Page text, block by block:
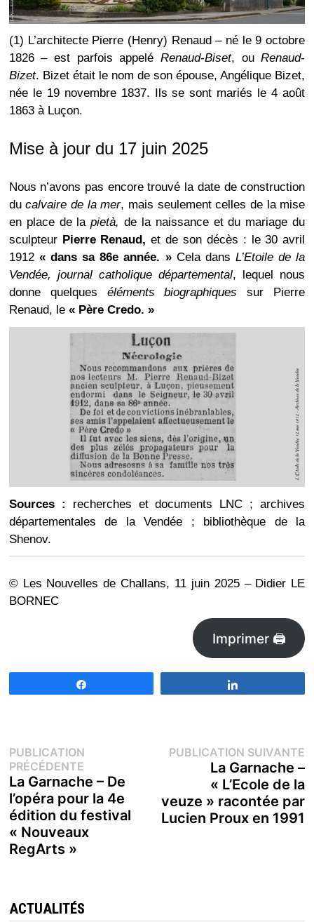
(1) L’architecte Pierre (Henry) Renaud – né le 9 octobre
1826 – est parfois appelé Renaud-Biset, ouRenaud-
Bizet. Bizet était le nom de son épouse, Angélique Bizet,
née le 19 novembre 1837. Ils se sont mariés le 4 août
1863 à Luçon.
Mise à jour du 17 juin 2025
Nous n’avons pas encore trouvé la date de construction
ducalvaire de la mer, mais seulement celles de la mise
en place de lapietà, de la naissance et du mariage du
sculpteur Pierre Renaud, et de son décès : le 30 avril
1912 « dans sa 86e année. »Cela dans L’Etoile de la
Vendée, journal catholique départemental, lequel nous
donne quelques éléments biographiques sur Pierre
Renaud, le « Père Credo. »
Sources : recherches et documents LNC ; archives
départementales de la Vendée ; bibliothèque de la
Shenov.
© Les Nouvelles de Challans, 11 juin 2025 – Didier LE
BORNEC
Imprimer 🖨
Navigation
de
l’article
PUBLICATION
PRÉCÉDENTEPublication
précédente :
La Garnache – De
l’opéra pour la 4e
édition du festival
« Nouveaux
RegArts »
PUBLICATION SUIVANTE
La Garnache –
« L’Ecole de la
veuze » racontée par
Lucien Proux en 1991
ACTUALITÉS